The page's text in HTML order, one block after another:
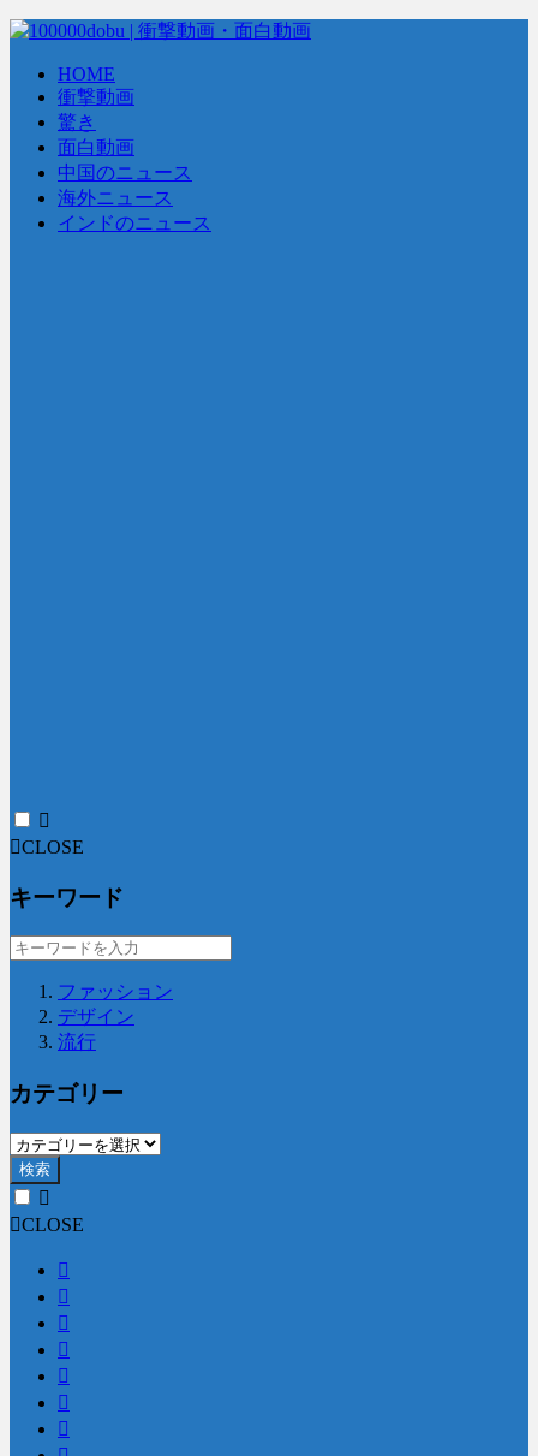
HOME
衝撃動画
驚き
面白動画
中国のニュース
海外ニュース
インドのニュース
CLOSE
キーワード
ファッション
デザイン
流行
カテゴリー
検索
CLOSE